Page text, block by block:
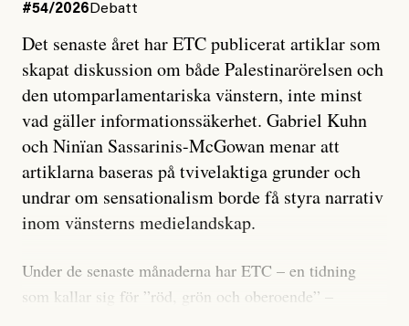
#54/2026 Debatt
Det senaste året har ETC publicerat artiklar som
skapat diskussion om både Palestinarörelsen och
den utomparlamentariska vänstern, inte minst
vad gäller informationssäkerhet. Gabriel Kuhn
och Ninïan Sassarinis-McGowan menar att
artiklarna baseras på tvivelaktiga grunder och
undrar om sensationalism borde få styra narrativ
inom vänsterns medielandskap.
Under de senaste månaderna har ETC – en tidning
som kallar sig för ”röd, grön och oberoende” –